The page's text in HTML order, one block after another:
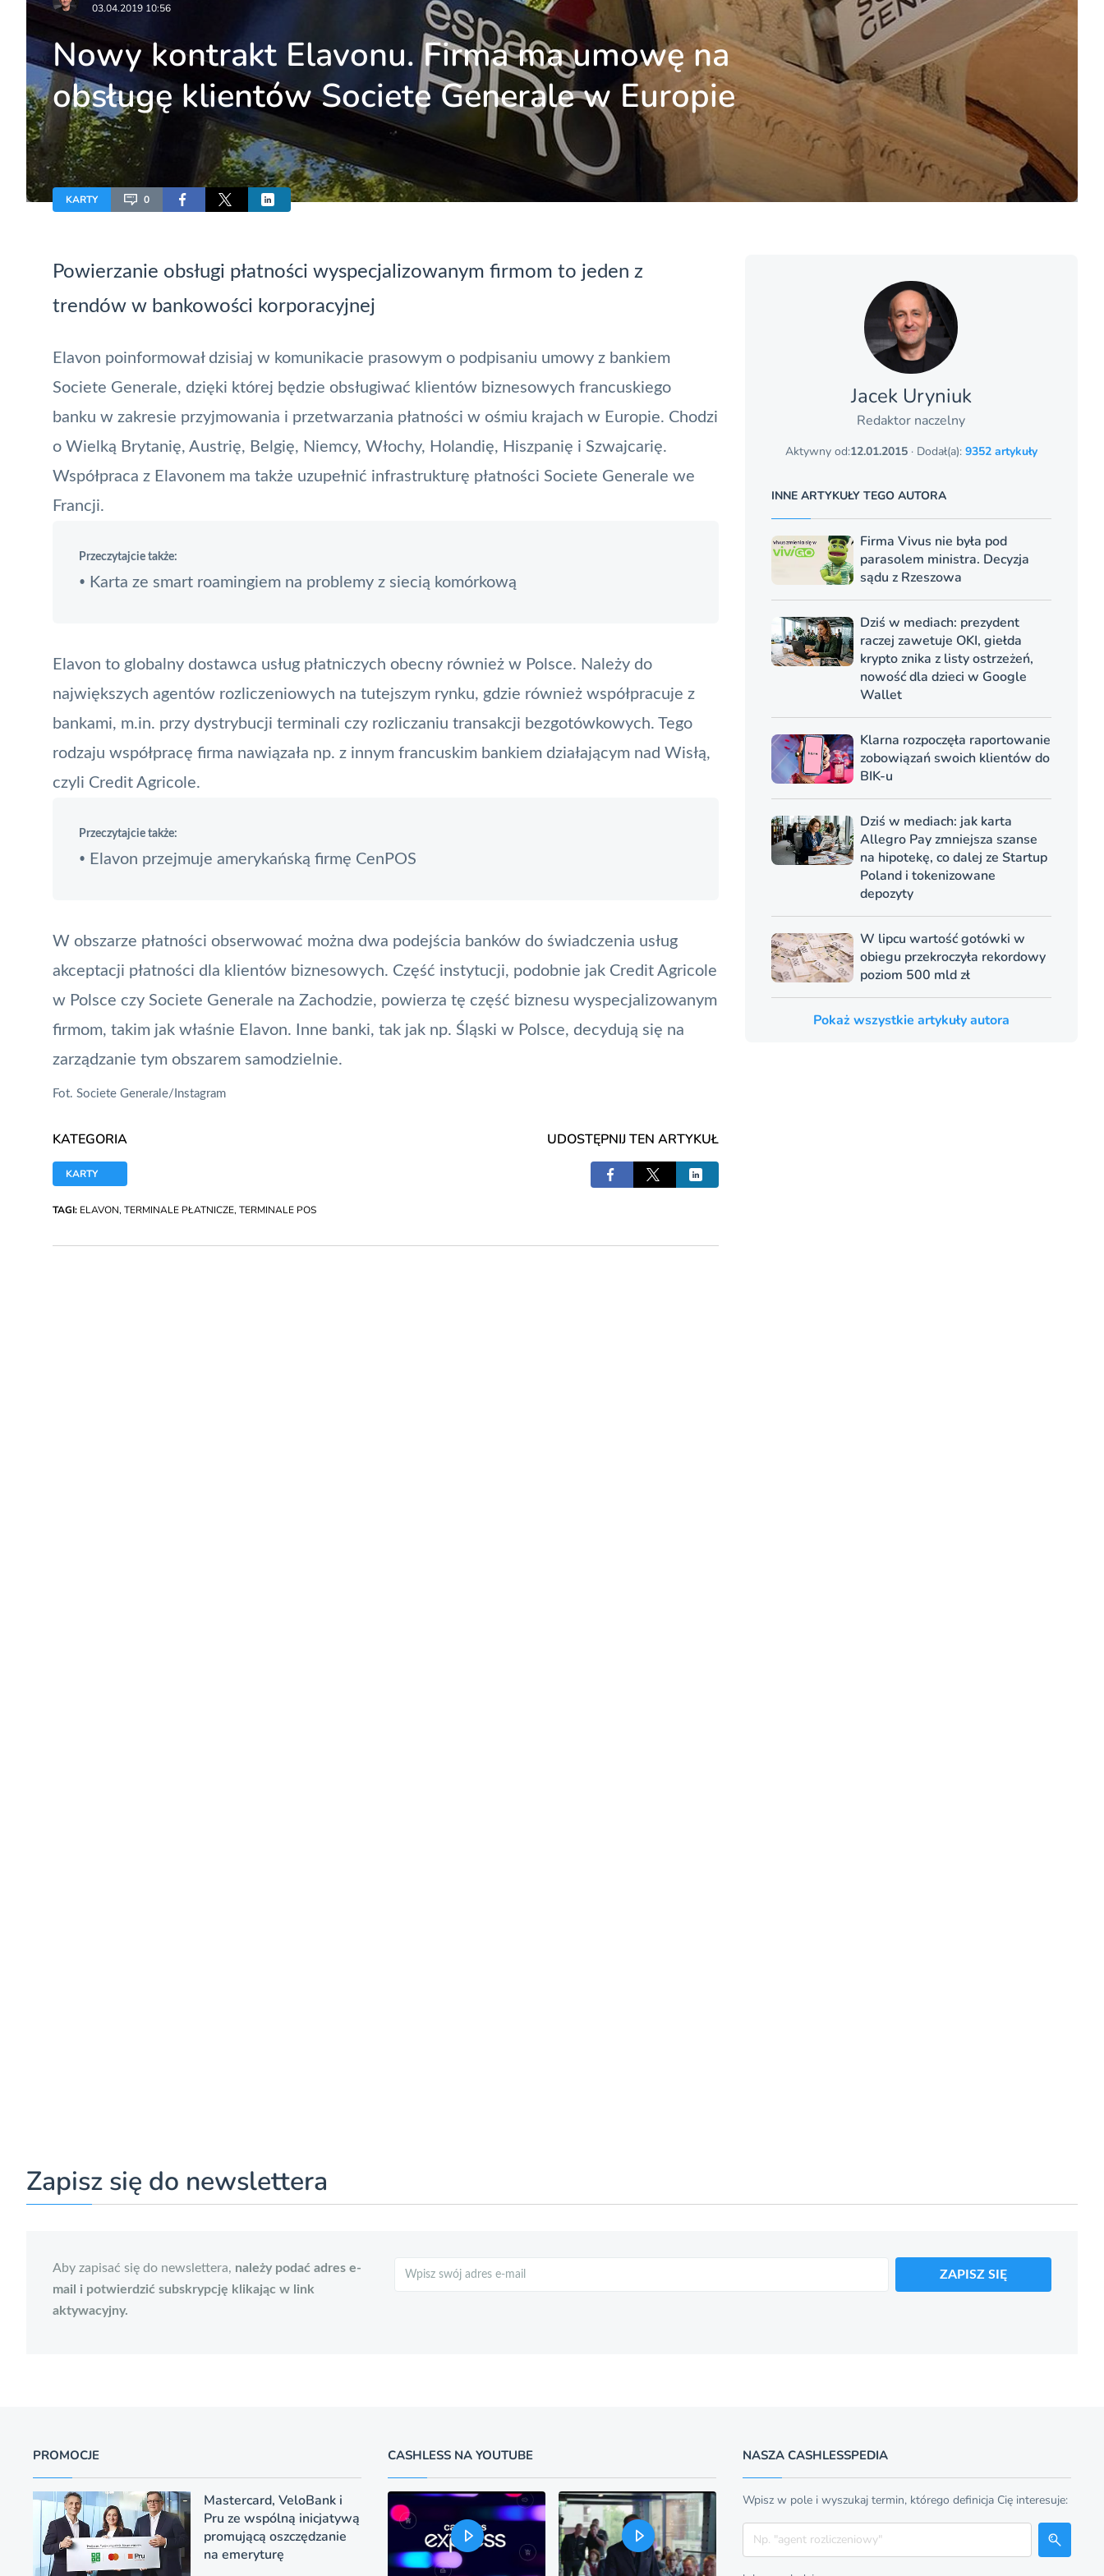
03.04.2019 10:56
Nowy kontrakt Elavonu. Firma ma umowę na
obsługę klientów Societe Generale w Europie
KARTY 0
Powierzanie obsługi płatności wyspecjalizowanym firmom to jeden z
trendów w bankowości korporacyjnej
Elavon poinformował dzisiaj w komunikacie prasowym o podpisaniu umowy z bankiem
Societe Generale, dzięki której będzie obsługiwać klientów biznesowych francuskiego
banku w zakresie przyjmowania i przetwarzania płatności w ośmiu krajach w Europie. Chodzi
o Wielką Brytanię, Austrię, Belgię, Niemcy, Włochy, Holandię, Hiszpanię i Szwajcarię.
Współpraca z Elavonem ma także uzupełnić infrastrukturę płatności Societe Generale we
Francji.
Przeczytajcie także:
• Karta ze smart roamingiem na problemy z siecią komórkową
Elavon to globalny dostawca usług płatniczych obecny również w Polsce. Należy do
największych agentów rozliczeniowych na tutejszym rynku, gdzie również współpracuje z
bankami, m.in. przy dystrybucji terminali czy rozliczaniu transakcji bezgotówkowych. Tego
rodzaju współpracę firma nawiązała np. z innym francuskim bankiem działającym nad Wisłą,
czyli Credit Agricole.
Przeczytajcie także:
• Elavon przejmuje amerykańską firmę CenPOS
W obszarze płatności obserwować można dwa podejścia banków do świadczenia usług
akceptacji płatności dla klientów biznesowych. Część instytucji, podobnie jak Credit Agricole
w Polsce czy Societe Generale na Zachodzie, powierza tę część biznesu wyspecjalizowanym
firmom, takim jak właśnie Elavon. Inne banki, tak jak np. Śląski w Polsce, decydują się na
zarządzanie tym obszarem samodzielnie.
Fot. Societe Generale/Instagram
KATEGORIA
KARTY
UDOSTĘPNIJ TEN ARTYKUŁ
TAGI: ELAVON, TERMINALE PŁATNICZE, TERMINALE POS
Jacek Uryniuk
Redaktor naczelny
Aktywny od:12.01.2015· Dodał(a): 9352 artykuły
INNE ARTYKUŁY TEGO AUTORA
Firma Vivus nie była pod
parasolem ministra. Decyzja
sądu z Rzeszowa
Dziś w mediach: prezydent
raczej zawetuje OKI, giełda
krypto znika z listy ostrzeżeń,
nowość dla dzieci w Google
Wallet
Klarna rozpoczęła raportowanie
zobowiązań swoich klientów do
BIK-u
Dziś w mediach: jak karta
Allegro Pay zmniejsza szanse
na hipotekę, co dalej ze Startup
Poland i tokenizowane
depozyty
W lipcu wartość gotówki w
obiegu przekroczyła rekordowy
poziom 500 mld zł
Pokaż wszystkie artykuły autora
Zapisz się do newslettera
Aby zapisać się do newslettera, należy podać adres e-
mail i potwierdzić subskrypcję klikając w link
aktywacyjny.
ZAPISZ SIĘ
PROMOCJE
Mastercard, VeloBank i
Pru ze wspólną inicjatywą
promującą oszczędzanie
na emeryturę
CASHLESS NA YOUTUBE NASZA CASHLESSPEDIA
Wpisz w pole i wyszukaj termin, którego definicja Cię interesuje:
Szukaj